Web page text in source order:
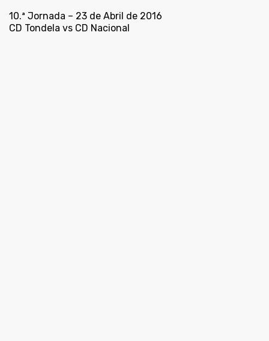
10.ª Jornada – 23 de Abril de 2016
CD Tondela vs CD Nacional